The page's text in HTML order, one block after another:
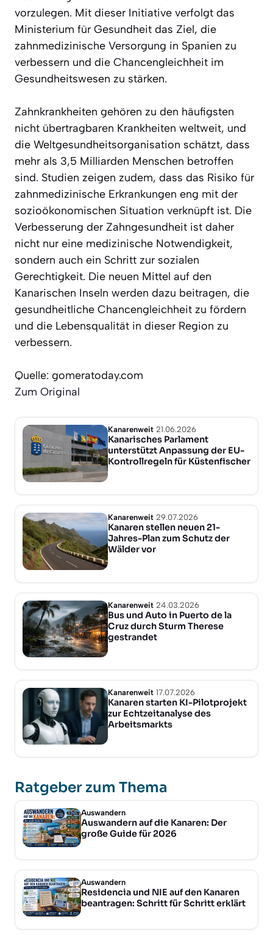
vorzulegen. Mit dieser Initiative verfolgt das
Ministerium für Gesundheit das Ziel, die
zahnmedizinische Versorgung in Spanien zu
verbessern und die Chancengleichheit im
Gesundheitswesen zu stärken.
Zahnkrankheiten gehören zu den häufigsten
nicht übertragbaren Krankheiten weltweit, und
die Weltgesundheitsorganisation schätzt, dass
mehr als 3,5 Milliarden Menschen betroffen
sind. Studien zeigen zudem, dass das Risiko für
zahnmedizinische Erkrankungen eng mit der
sozioökonomischen Situation verknüpft ist. Die
Verbesserung der Zahngesundheit ist daher
nicht nur eine medizinische Notwendigkeit,
sondern auch ein Schritt zur sozialen
Gerechtigkeit. Die neuen Mittel auf den
Kanarischen Inseln werden dazu beitragen, die
gesundheitliche Chancengleichheit zu fördern
und die Lebensqualität in dieser Region zu
verbessern.
Quelle: gomeratoday.com
Zum Original
Kanarenweit 21.06.2026
Kanarisches Parlament
unterstützt Anpassung der EU-
Kontrollregeln für Küstenfischer
Kanarenweit 29.07.2026
Kanaren stellen neuen 21-
Jahres-Plan zum Schutz der
Wälder vor
Kanarenweit 24.03.2026
Bus und Auto in Puerto de la
Cruz durch Sturm Therese
gestrandet
Kanarenweit 17.07.2026
Kanaren starten KI-Pilotprojekt
zur Echtzeitanalyse des
Arbeitsmarkts
Ratgeber zum Thema
Auswandern
Auswandern auf die Kanaren: Der
große Guide für 2026
Auswandern
Residencia und NIE auf den Kanaren
beantragen: Schritt für Schritt erklärt